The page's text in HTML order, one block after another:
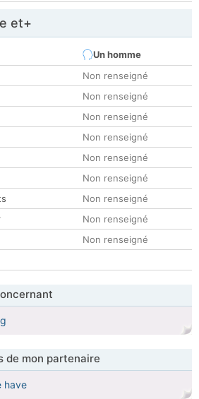
et+
Un homme
Non renseigné
Non renseigné
Non renseigné
Non renseigné
Non renseigné
Non renseigné
Non renseigné
Non renseigné
Non renseigné
de mon partenaire
have